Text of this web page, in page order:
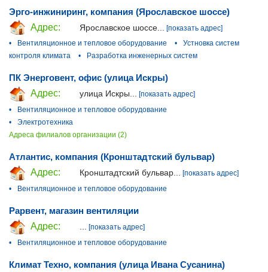
Эрго-инжиниринг, компания (Ярославское шоссе)
Адрес:
Ярославское шоссе...
[показать адрес]
•
Вентиляционное и тепловое оборудование •
Устновка систем
контроля климата
• Разработка инженерных систем
ПК Энерговент, офис (улица Искры)
Адрес:
улица Искры... [показать адрес]
•
Вентиляционное и тепловое оборудование
•
Электротехника
Адреса филиалов организации (2)
Атлантис, компания (Кронштадтский бульвар)
Адрес:
Кронштадтский бульвар...
[показать адрес]
•
Вентиляционное и тепловое оборудование
Рарвент, магазин вентиляции
Адрес:
[показать адрес]
•
Вентиляционное и тепловое оборудование
Климат Техно, компания (улица Ивана Сусанина)